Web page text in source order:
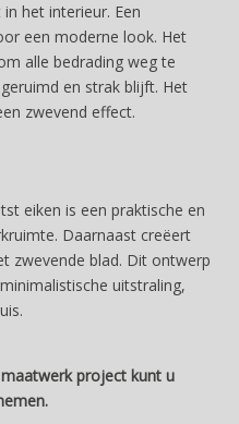
het interieur. Een
een moderne look. Het
alle bedrading weg te
en strak blijft. Het
zwevend effect.
eiken is een praktische en
Daarnaast creëert
zwevende blad. Dit ontwerp
uitstraling,
project kunt u